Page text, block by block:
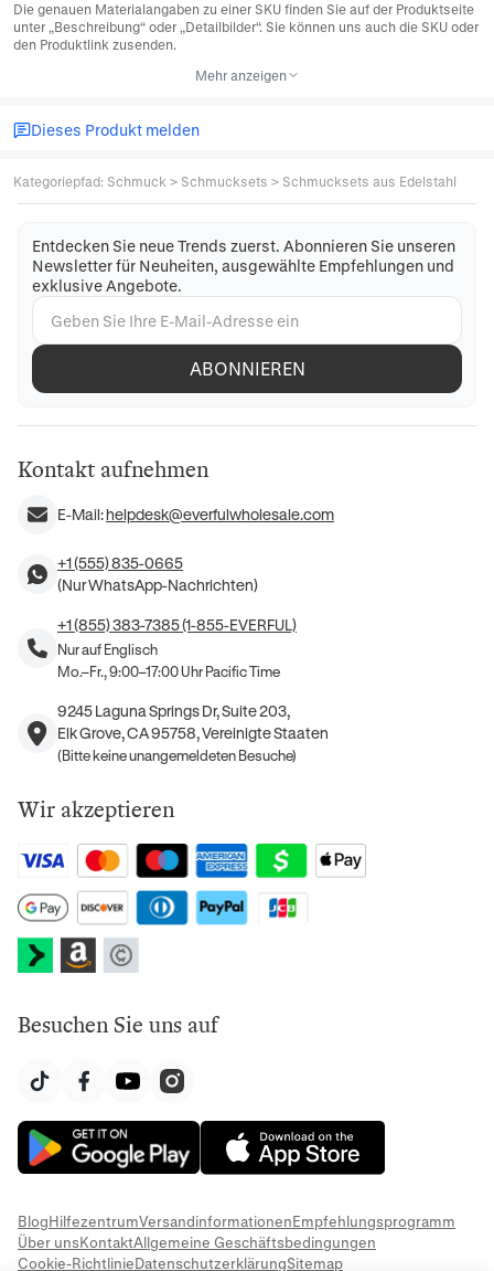
Die genauen Materialangaben zu einer SKU finden Sie auf der Produktseite
unter „Beschreibung“ oder „Detailbilder“. Sie können uns auch die SKU oder
den Produktlink zusenden.
Mehr anzeigen
Dieses Produkt melden
Kategoriepfad: Schmuck > Schmucksets > Schmucksets aus Edelstahl
Entdecken Sie neue Trends zuerst. Abonnieren Sie unseren
Newsletter für Neuheiten, ausgewählte Empfehlungen und
exklusive Angebote.
ABONNIEREN
Kontakt aufnehmen
E-Mail:helpdesk@everfulwholesale.com
+1 (555) 835-0665
(Nur WhatsApp-Nachrichten)
+1 (855) 383-7385 (1-855-EVERFUL)
Nur auf Englisch
Mo.–Fr., 9:00–17:00 Uhr Pacific Time
9245 Laguna Springs Dr, Suite 203,
Elk Grove, CA 95758, Vereinigte Staaten
(Bitte keine unangemeldeten Besuche)
Wir akzeptieren
Besuchen Sie uns auf
BlogHilfezentrumVersandinformationenEmpfehlungsprogramm
Über unsKontaktAllgemeine Geschäftsbedingungen
Cookie-RichtlinieDatenschutzerklärungSitemap